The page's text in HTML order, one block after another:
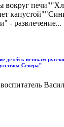
вокруг
- развлечение...
детей к истокам
Севера"